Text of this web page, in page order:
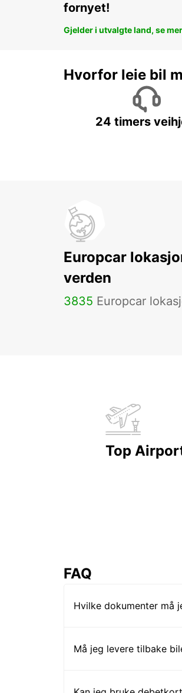
fornyet!
Gjelder i utvalgte land, se mer
Hvorfor leie bil
24 timers
Europcar
verden
3835 Europcar
Top
FAQ
Hvilke dokumenter må
Må jeg levere tilbake